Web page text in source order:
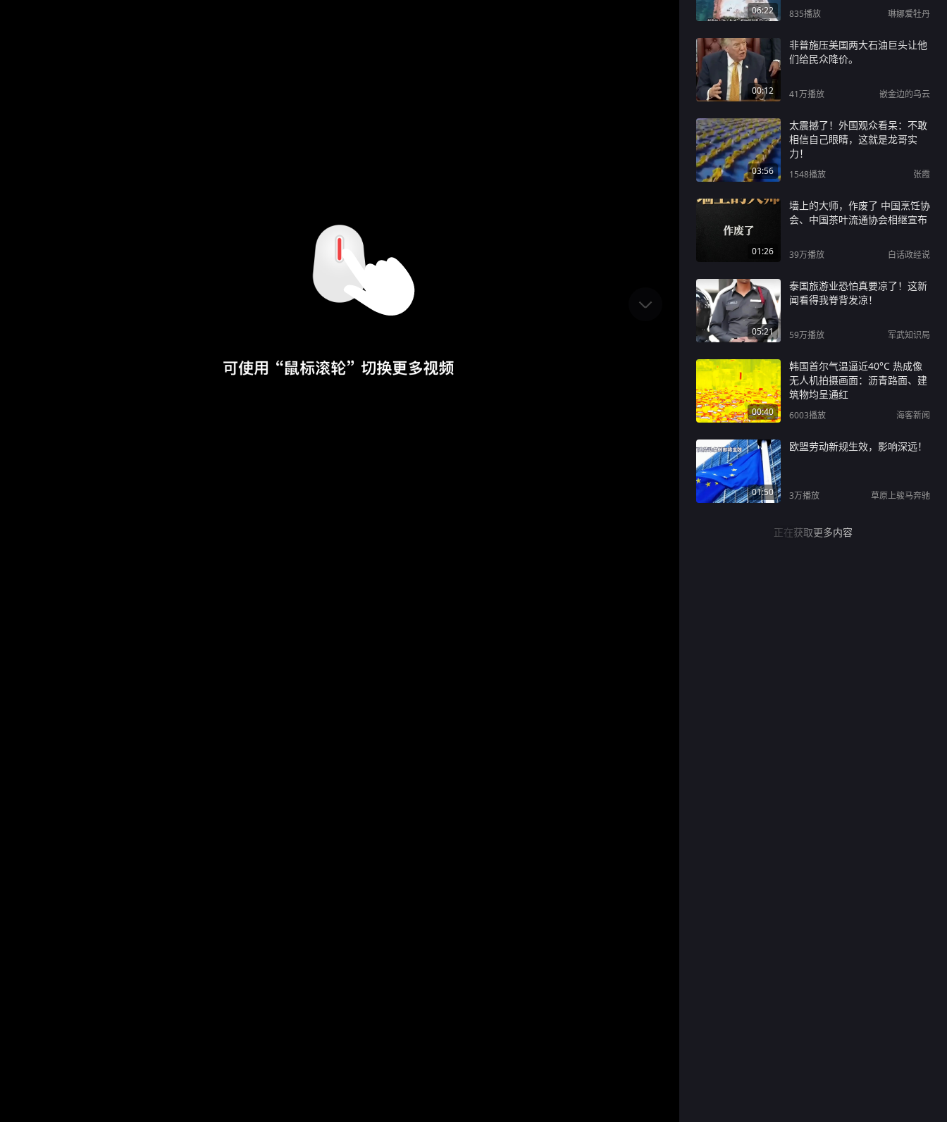
06:22 835播放 琳娜爱牡丹
00:12
非普施压美国两大石油巨头让他
们给民众降价。
41万播放 嵌金边的乌云
03:56
太震撼了！外国观众看呆：不敢
相信自己眼睛，这就是龙哥实
力！
1548播放 张霞
01:26
墙上的大师，作废了 中国烹饪协
会、中国茶叶流通协会相继宣布
39万播放 白话政经说
05:21
泰国旅游业恐怕真要凉了！这新
闻看得我脊背发凉！
59万播放 军武知识局
00:40
韩国首尔气温逼近40°C 热成像
无人机拍摄画面：沥青路面、建
筑物均呈通红
6003播放 海客新闻
01:50
欧盟劳动新规生效，影响深远！
3万播放 草原上骏马奔驰
正在获取更多内容